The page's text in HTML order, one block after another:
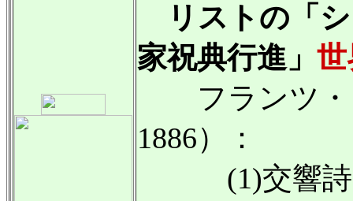
リストの「シ
家祝典行進」
フランツ・
1886）：
(1)交響詩「